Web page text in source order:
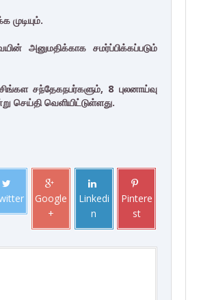
அனுமதிக்காக சமர்ப்பிக்கப்படும்
சந்தேகநபர்களும், 8 புலனாய்வு
வெளியிட்டுள்ளது.
Google
+
Linkedi
n
Pintere
st